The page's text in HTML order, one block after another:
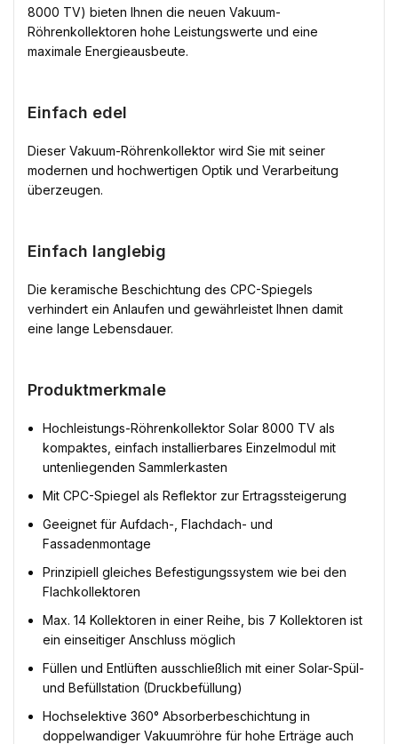
8000 TV) bieten Ihnen die neuen Vakuum-
Röhrenkollektoren hohe Leistungswerte und eine
maximale Energieausbeute.
Einfach edel
Dieser Vakuum-Röhrenkollektor wird Sie mit seiner
modernen und hochwertigen Optik und Verarbeitung
überzeugen.
Einfach langlebig
Die keramische Beschichtung des CPC-Spiegels
verhindert ein Anlaufen und gewährleistet Ihnen damit
eine lange Lebensdauer.
Produktmerkmale
Hochleistungs-Röhrenkollektor Solar 8000 TV als
kompaktes, einfach installierbares Einzelmodul mit
untenliegenden Sammlerkasten
Mit CPC-Spiegel als Reflektor zur Ertragssteigerung
Geeignet für Aufdach-, Flachdach- und
Fassadenmontage
Prinzipiell gleiches Befestigungssystem wie bei den
Flachkollektoren
Max. 14 Kollektoren in einer Reihe, bis 7 Kollektoren ist
ein einseitiger Anschluss möglich
Füllen und Entlüften ausschließlich mit einer Solar-Spül-
und Befüllstation (Druckbefüllung)
Hochselektive 360° Absorberbeschichtung in
doppelwandiger Vakuumröhre für hohe Erträge auch